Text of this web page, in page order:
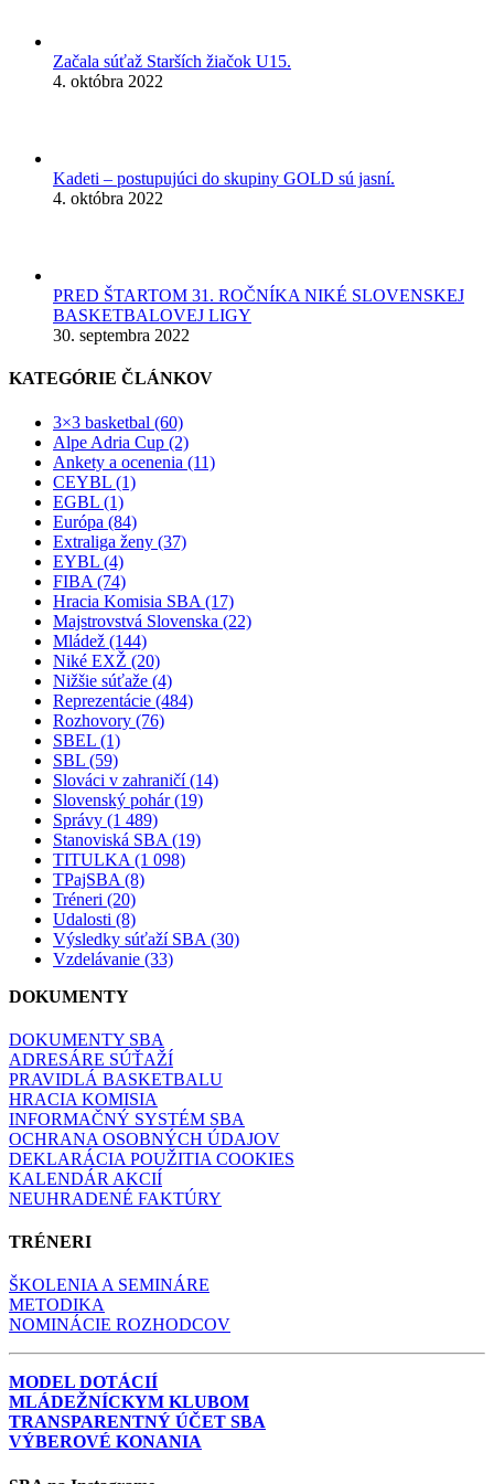
Začala súťaž Starších žiačok U15.
4. októbra 2022
Kadeti – postupujúci do skupiny GOLD sú jasní.
4. októbra 2022
PRED ŠTARTOM 31. ROČNÍKA NIKÉ SLOVENSKEJ
BASKETBALOVEJ LIGY
30. septembra 2022
KATEGÓRIE ČLÁNKOV
3×3 basketbal (60)
Alpe Adria Cup (2)
Ankety a ocenenia (11)
CEYBL (1)
EGBL (1)
Európa (84)
Extraliga ženy (37)
EYBL (4)
FIBA (74)
Hracia Komisia SBA (17)
Majstrovstvá Slovenska (22)
Mládež (144)
Niké EXŽ (20)
Nižšie súťaže (4)
Reprezentácie (484)
Rozhovory (76)
SBEL (1)
SBL (59)
Slováci v zahraničí (14)
Slovenský pohár (19)
Správy (1 489)
Stanoviská SBA (19)
TITULKA (1 098)
TPajSBA (8)
Tréneri (20)
Udalosti (8)
Výsledky súťaží SBA (30)
Vzdelávanie (33)
DOKUMENTY
DOKUMENTY SBA
ADRESÁRE SÚŤAŽÍ
PRAVIDLÁ BASKETBALU
HRACIA KOMISIA
INFORMAČNÝ SYSTÉM SBA
OCHRANA OSOBNÝCH ÚDAJOV
DEKLARÁCIA POUŽITIA COOKIES
KALENDÁR AKCIÍ
NEUHRADENÉ FAKTÚRY
TRÉNERI
ŠKOLENIA A SEMINÁRE
METODIKA
NOMINÁCIE ROZHODCOV
MODEL DOTÁCIÍ
MLÁDEŽNÍCKYM KLUBOM
TRANSPARENTNÝ ÚČET SBA
VÝBEROVÉ KONANIA